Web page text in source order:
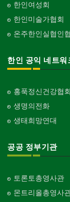
한인여성회
한인미술가협회
온주한인실협인
한인 공익 네트워
홍푹정신건강협회
생명의전화
생태희망연대
공공 정부기관
토론토총영사관
몬트리올총영사